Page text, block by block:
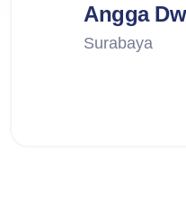
Angga
Surabaya